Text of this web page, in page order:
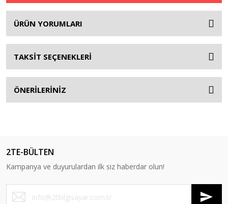
ÜRÜN YORUMLARI
TAKSİT SEÇENEKLERİ
ÖNERİLERİNİZ
2TE-BÜLTEN
Kampanya ve duyurulardan ilk siz haberdar olun!